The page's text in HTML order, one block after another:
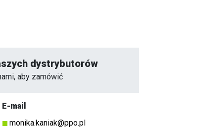
dystrybutorów
aby zamówić
E-mail
monika.kaniak@ppo.pl